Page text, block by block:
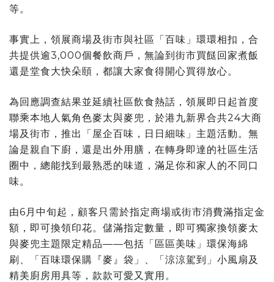
等。
事實上，領展商場及街市與社區「百味」環環相扣，合
共提供逾3,000個餐飲商戶，無論到街市買餸回家煮飯
還是堂食大快朵頤，都讓大家食得開心買得放心。
為回應調查結果並延續社區飲食熱話，領展即日起首度
聯乘本地人氣角色麥太與麥兜，於港九新界合共24大商
場及街市，推出「屋企百味，日日細味」主題活動。無
論是親自下廚，還是出外用膳，在轉身即達的社區生活
圈中，總能找到最熟悉的味道，滿足你和家人的不同口
味。
由6月中旬起，顧客只需於指定商場或街市消費滿指定金
額，即可換領印花。儲滿指定數量，即可獨家換領麥太
與麥兜主題限定精品——包括「區區美味」環保海綿
刷、「百味環保購『麥』袋」、「涼涼駕到」小風扇及
精美廚房用具等，款款可愛又實用。